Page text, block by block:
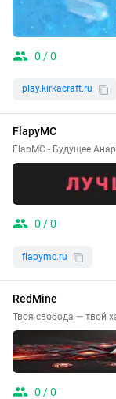
0 / 0
play.kirkacraft.ru
FlapyMC
FlapMC - Будущее
0 / 0
flapymc.ru
RedMine
Твоя свобода — твой
0 / 0